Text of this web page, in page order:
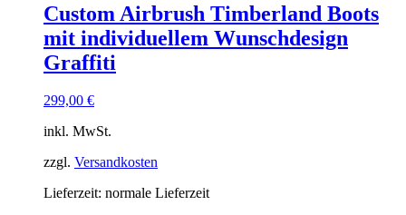
Custom Airbrush Timberland Boots
mit individuellem Wunschdesign
Graffiti
299,00 €
inkl. MwSt.
zzgl. Versandkosten
Lieferzeit: normale Lieferzeit